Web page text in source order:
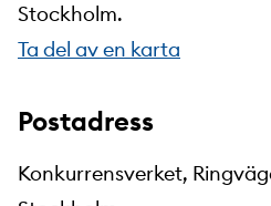
Stockholm.
Ta del av en karta
Postadress
Konkurrensverket,